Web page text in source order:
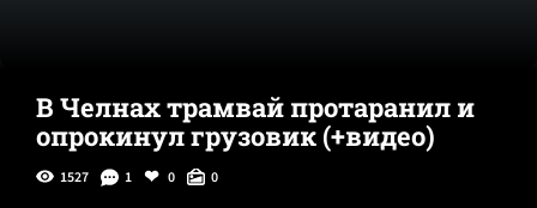
В Челнах трамвай протаранил и
опрокинул грузовик (+видео)
1527 1 0 0